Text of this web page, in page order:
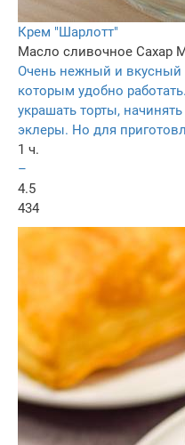
Крем "Шарлотт"
Масло сливочное Сахар
Очень нежный и вкусный
которым удобно
украшать торты,
эклеры. Но для
1 ч.
–
4.5
434